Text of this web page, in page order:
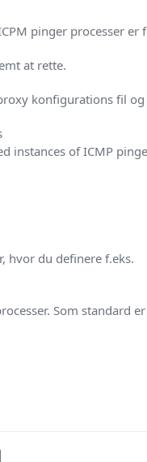
pinger processer
at rette.
konfigurations fil
hvor du definere f.eks.
Som standard